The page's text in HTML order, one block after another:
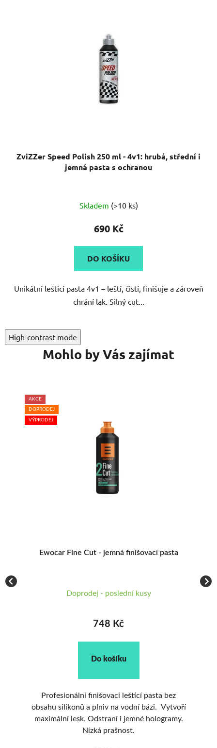
ZviZZer Speed Polish 250 ml - 4v1: hrubá, střední i
jemná pasta s ochranou
Skladem (>10 ks)
690 Kč
DO KOŠÍKU
Unikátní lešticí pasta 4v1 – leští, čistí, finišuje a zároveň
chrání lak. Silný cut...
High-contrast mode
Mohlo by Vás zajímat
AKCE
DOPRODEJ
VÝPRODEJ
Ewocar Fine Cut - jemná finišovací pasta
Doprodej - poslední kusy
748 Kč
Do košíku
Profesionální finišovací leštící pasta bez
obsahu silikonů a plniv na vodní bázi. Vytvoří
maximální lesk. Odstraní i jemné hologramy.
Nízká prašnost.